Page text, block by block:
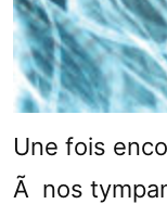
Une fois
Ã nos